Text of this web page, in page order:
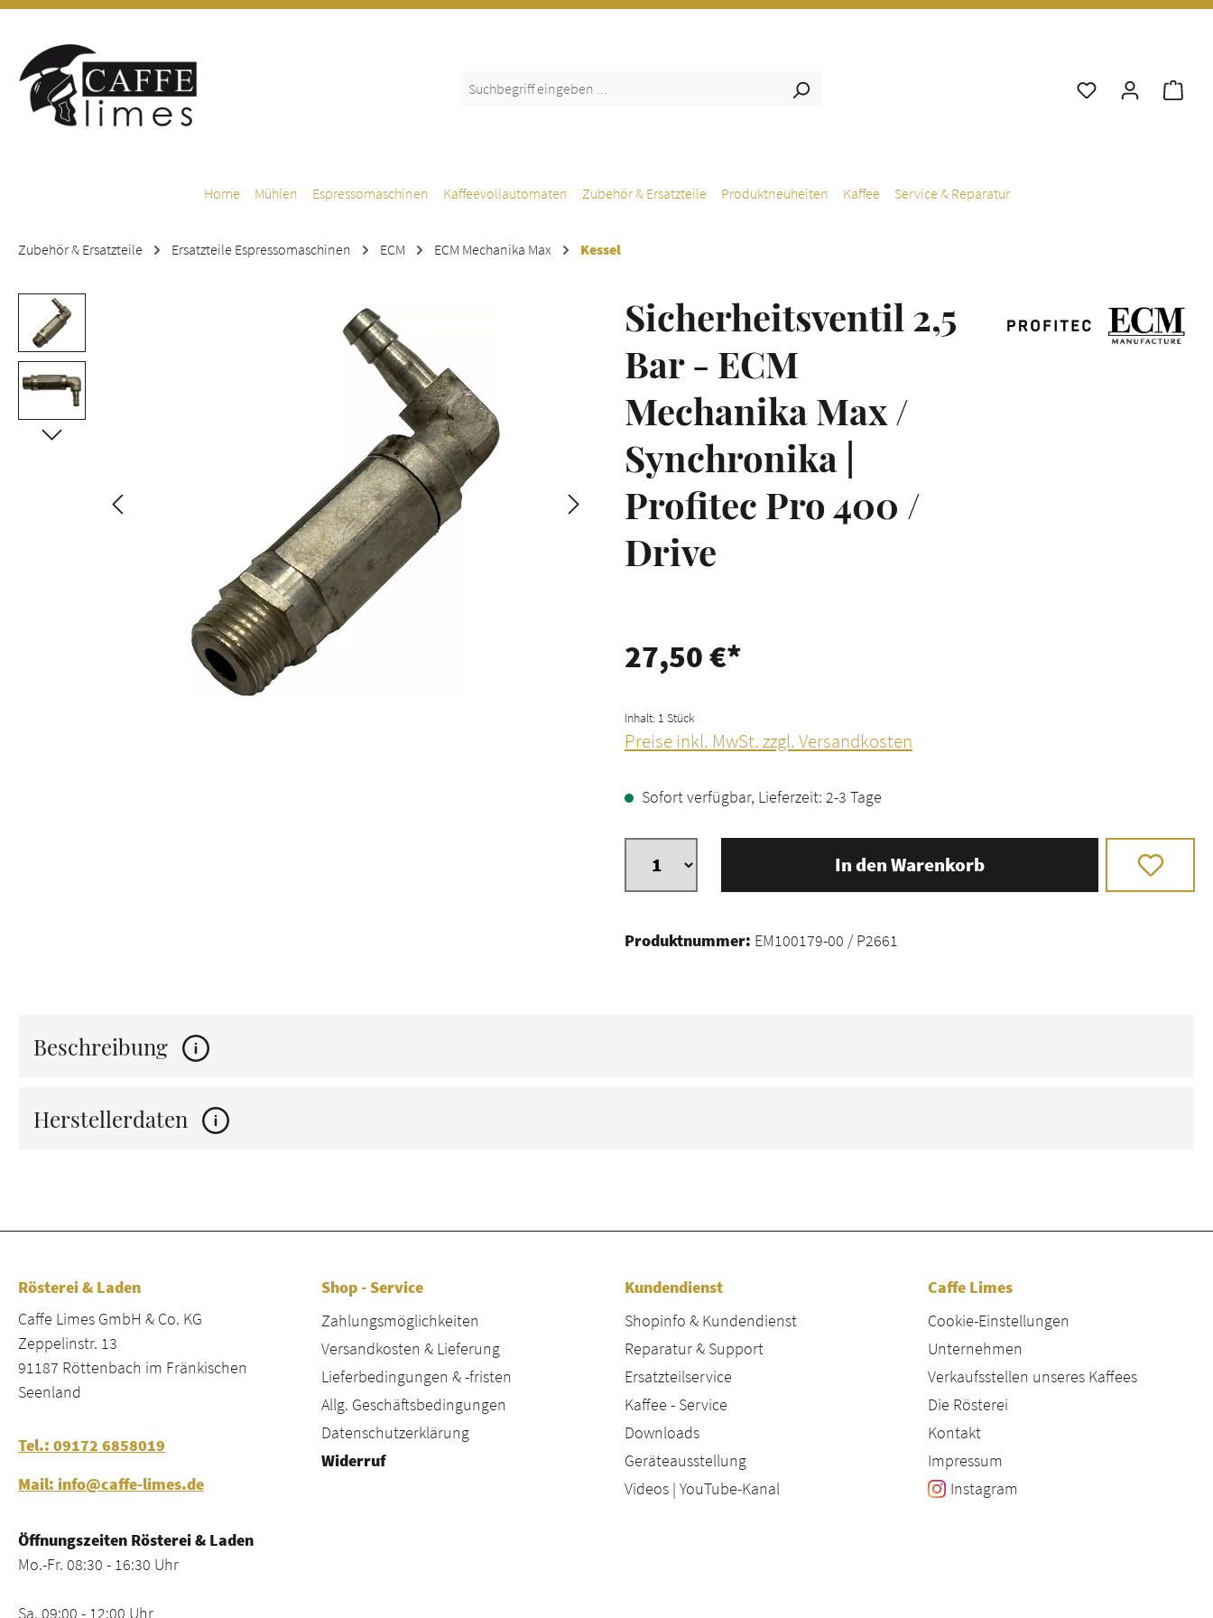
Home Mühlen Espressomaschinen Kaffeevollautomaten Zubehör & Ersatzteile Produktneuheiten Kaffee Service & Reparatur
Zubehör & Ersatzteile Ersatzteile Espressomaschinen ECM ECM Mechanika Max Kessel
Bildergalerie überspringen
Sicherheitsventil 2,5
Bar - ECM
Mechanika Max /
Synchronika |
Profitec Pro 400 /
Drive
27,50 €*
Inhalt: 1 Stück
Preise inkl. MwSt. zzgl. Versandkosten
Sofort verfügbar, Lieferzeit: 2-3 Tage
In den Warenkorb
Produktnummer: EM100179-00 / P2661
Beschreibung
Herstellerdaten
Rösterei & Laden
Caffe Limes GmbH & Co. KG
Zeppelinstr. 13
91187 Röttenbach im Fränkischen
Seenland
Tel.: 09172 6858019
Mail: info@caffe-limes.de
Öffnungszeiten Rösterei & Laden
Mo.-Fr. 08:30 - 16:30 Uhr
Sa. 09:00 - 12:00 Uhr
Shop - Service
Zahlungsmöglichkeiten
Versandkosten & Lieferung
Lieferbedingungen & -fristen
Allg. Geschäftsbedingungen
Datenschutzerklärung
Widerruf
Kundendienst
Shopinfo & Kundendienst
Reparatur & Support
Ersatzteilservice
Kaffee - Service
Downloads
Geräteausstellung
Videos | YouTube-Kanal
Caffe Limes
Cookie-Einstellungen
Unternehmen
Verkaufsstellen unseres Kaffees
Die Rösterei
Kontakt
Impressum
Instagram